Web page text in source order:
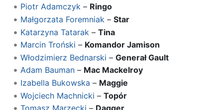
Piotr Adamczyk– Ringo
Małgorzata Foremniak– Star
Katarzyna Tatarak – Tina
Marcin Troński – Komandor Jamison
Włodzimierz Bednarski – Generał Gault
Adam Bauman– Mac Mackelroy
Izabella Bukowska – Maggie
Wojciech Machnicki – Topór